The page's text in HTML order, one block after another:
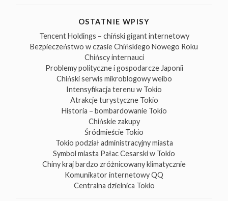
OSTATNIE WPISY
Tencent Holdings – chiński gigant internetowy
Bezpieczeństwo w czasie Chińskiego Nowego Roku
Chińscy internauci
Problemy polityczne i gospodarcze Japonii
Chiński serwis mikroblogowy weibo
Intensyfikacja terenu w Tokio
Atrakcje turystyczne Tokio
Historia – bombardowanie Tokio
Chińskie zakupy
Śródmieście Tokio
Tokio podział administracyjny miasta
Symbol miasta Pałac Cesarski w Tokio
Chiny kraj bardzo zróżnicowany klimatycznie
Komunikator internetowy QQ
Centralna dzielnica Tokio